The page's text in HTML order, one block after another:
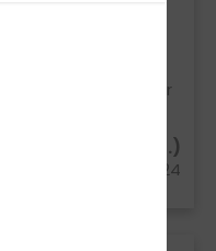
Die Infos die
verständlich
Einfach alles war
vorher
Gronau (Westf.)
18.05.2024